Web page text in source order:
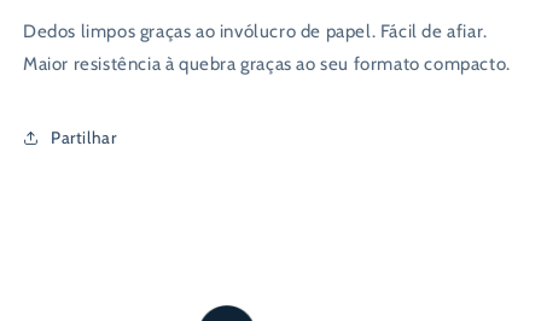
Dedos limpos graças ao invólucro de papel. Fácil de afiar.
Maior resistência à quebra graças ao seu formato compacto.
Partilhar